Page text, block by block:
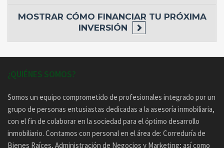
MOSTRAR CÓMO FINANCIAR TU PRÓXIMA
INVERSIÓN
¿QUIÉNES SOMOS?
Somos un equipo comprometido de profesionales integrado por un
grupo de personas entusiastas dedicadas a la asesoría inmobiliaria,
con el fin de colaborar en la sociedad para el óptimo desarrollo
inmobiliario. Contamos con personal en el área de: Correduría de
Bienes Raíces, Administración de Negocios y Marketing; así como